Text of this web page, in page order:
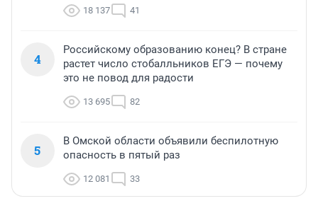
18 137 41
4
Российскому образованию конец? В стране
растет число стобалльников ЕГЭ — почему
это не повод для радости
13 695 82
5
В Омской области объявили беспилотную
опасность в пятый раз
12 081 33